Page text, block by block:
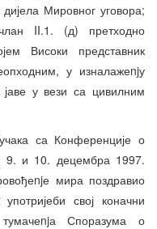
Мировног уговора;
II.1. (д) претходно
Високи представник
у изналажеnjу
у вези са цивилним
са Конференције о
9. и 10. децембра 1997.
мира поздравио
свој коначни
Споразума о